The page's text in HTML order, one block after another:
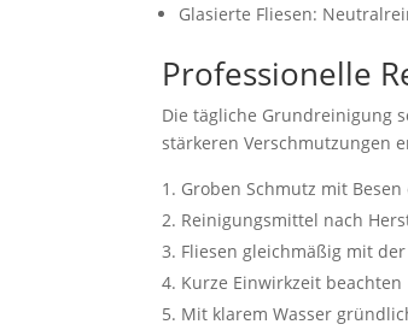
Glasierte Fliesen:
Professionelle
Die tägliche Grundreinigung
stärkeren Verschmutzungen
Groben Schmutz mit
Reinigungsmittel nach
Fliesen gleichmäßig mit
Kurze Einwirkzeit beachten
Mit klarem Wasser